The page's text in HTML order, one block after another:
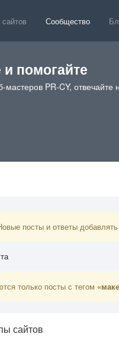
Сообщество
помогайте
PR-CY, отвечайте
посты и ответы
только посты с тегом
сайтов